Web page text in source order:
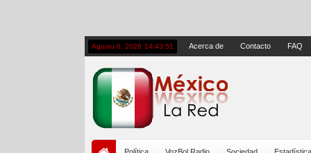
Agosto 6, 2026 14:43:51 Acerca de Contacto FAQ